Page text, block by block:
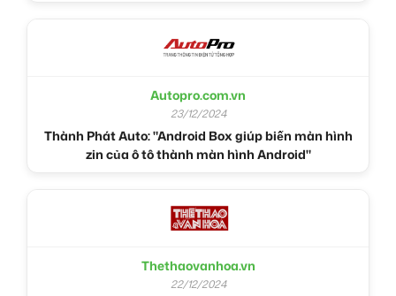
Autopro.com.vn
23/12/2024
Thành Phát Auto: "Android Box giúp biến màn hình
zin của ô tô thành màn hình Android"
Thethaovanhoa.vn
22/12/2024